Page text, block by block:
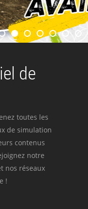
de
toutes les
de simulation
contenus
notre
nos réseaux
!